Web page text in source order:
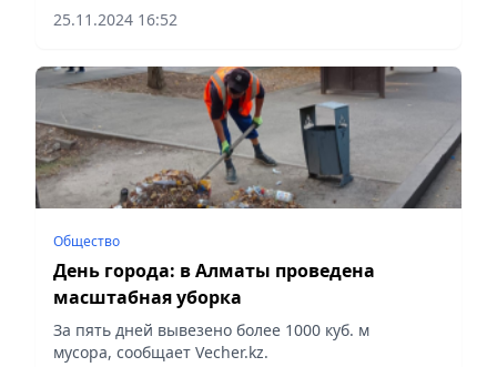
25.11.2024 16:52
Общество
День города: в Алматы проведена
масштабная уборка
За пять дней вывезено более 1000 куб. м
мусора, сообщает Vecher.kz.